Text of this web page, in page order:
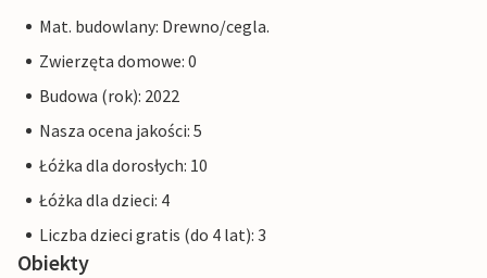
Mat. budowlany: Drewno/cegla.
Zwierzęta domowe: 0
Budowa (rok): 2022
Nasza ocena jakości: 5
Łóżka dla dorosłych: 10
Łóżka dla dzieci: 4
Liczba dzieci gratis (do 4 lat): 3
Obiekty